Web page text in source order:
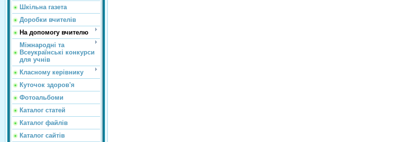
Шкільна газета
Доробки вчителів
На допомогу вчителю
Міжнародні та
Всеукраїнські конкурси
для учнів
Класному керівнику
Куточок здоров'я
Фотоальбоми
Каталог статей
Каталог файлів
Каталог сайтiв